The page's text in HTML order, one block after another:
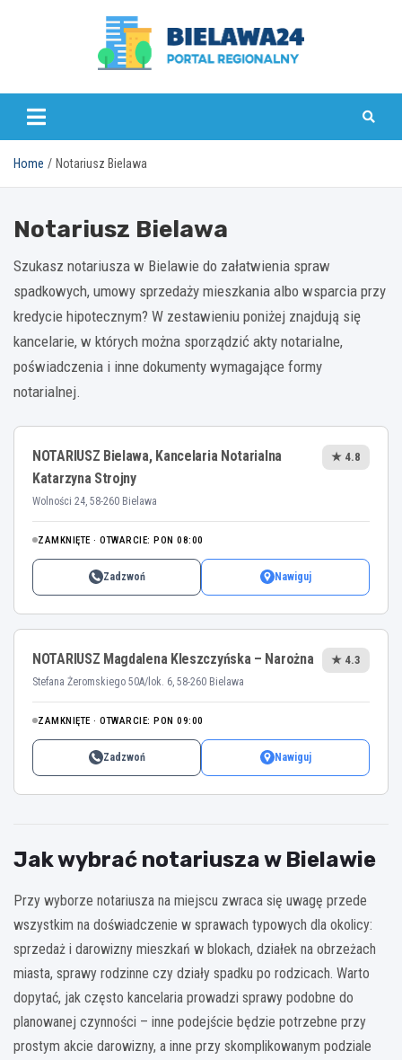
bielawa24.pl
Home Notariusz Bielawa
Notariusz Bielawa
Szukasz notariusza w Bielawie do załatwienia spraw
spadkowych, umowy sprzedaży mieszkania albo wsparcia przy
kredycie hipotecznym? W zestawieniu poniżej znajdują się
kancelarie, w których można sporządzić akty notarialne,
poświadczenia i inne dokumenty wymagające formy
notarialnej.
NOTARIUSZ Bielawa, Kancelaria Notarialna
Katarzyna Strojny
Wolności 24, 58-260 Bielawa
★ 4.8
ZAMKNIĘTE · OTWARCIE: PON 08:00
Zadzwoń Nawiguj
NOTARIUSZ Magdalena Kleszczyńska – Narożna
Stefana Żeromskiego 50A/lok. 6, 58-260 Bielawa
★ 4.3
ZAMKNIĘTE · OTWARCIE: PON 09:00
Zadzwoń Nawiguj
Jak wybrać notariusza w Bielawie
Przy wyborze notariusza na miejscu zwraca się uwagę przede
wszystkim na doświadczenie w sprawach typowych dla okolicy:
sprzedaż i darowizny mieszkań w blokach, działek na obrzeżach
miasta, sprawy rodzinne czy działy spadku po rodzicach. Warto
dopytać, jak często kancelaria prowadzi sprawy podobne do
planowanej czynności – inne podejście będzie potrzebne przy
prostym akcie darowizny, a inne przy skomplikowanym podziale